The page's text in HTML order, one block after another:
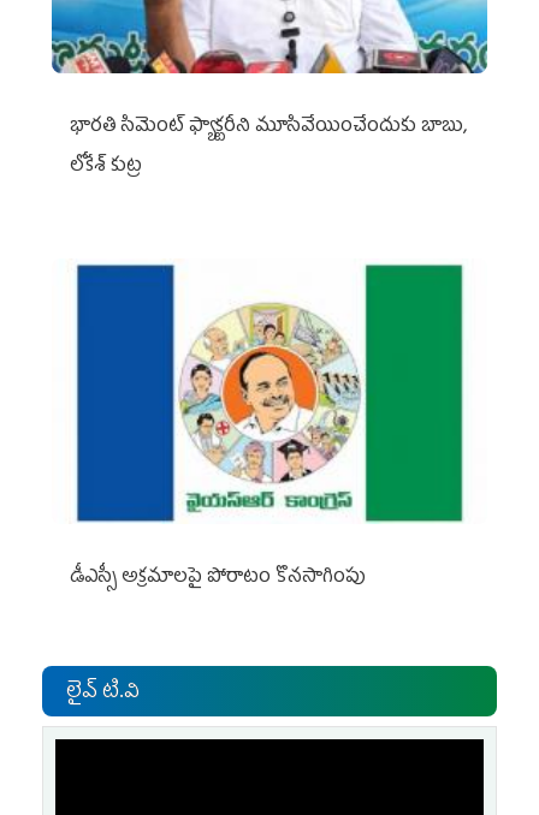
భారతి సిమెంట్ ఫ్యాక్టరీని మూసివేయించేందుకు బాబు,
లోకేశ్ కుట్ర
డీఎస్సీ అక్రమాలపై పోరాటం కొనసాగింపు
లైవ్ టి.వి